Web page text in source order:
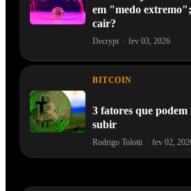
em "medo
cair?
Decrypt · fev 03, 2026
BITCOIN
3 fatores que
subir
Rodrigo Tolotti · fev 02,